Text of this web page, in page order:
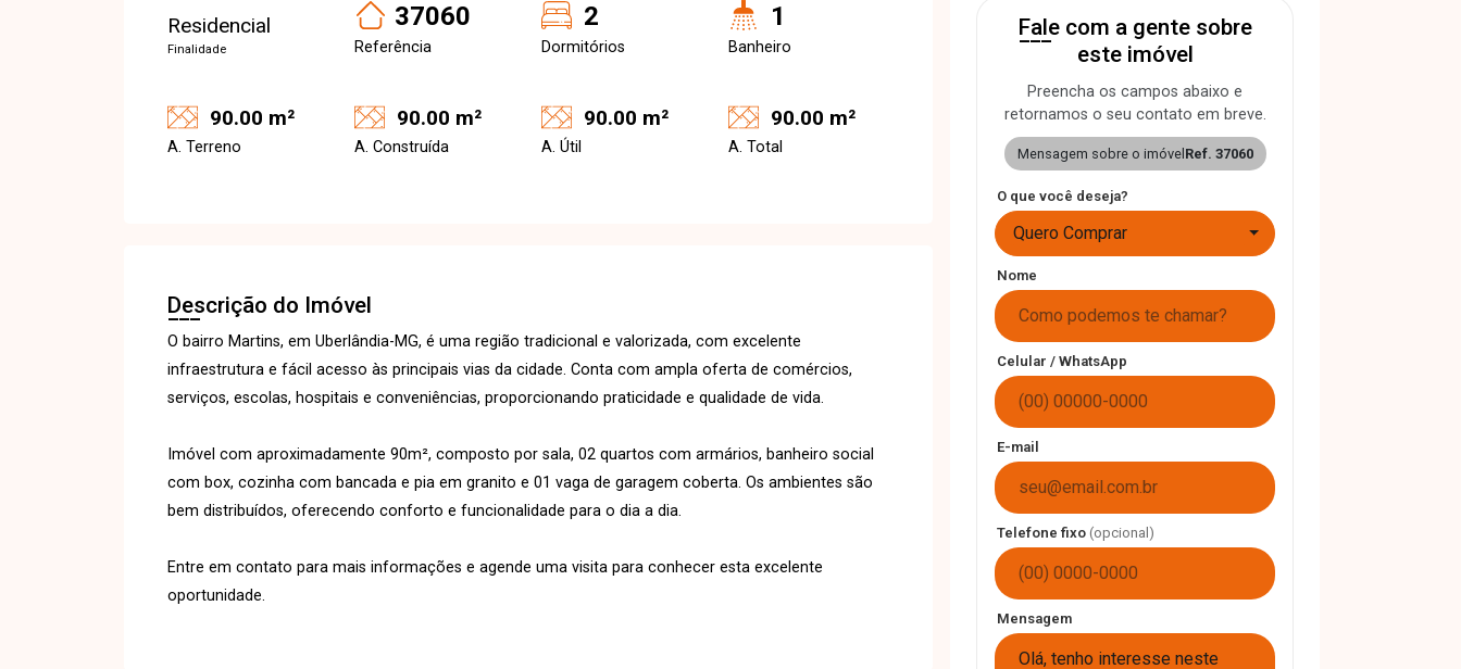
Residencial
Finalidade
37060
Referência
2
Dormitórios
1
Banheiro
90.00 m²
A. Terreno
90.00 m²
A. Construída
90.00 m²
A. Útil
90.00 m²
A. Total
Descrição do Imóvel
O bairro Martins, em Uberlândia-MG, é uma região tradicional e valorizada, com excelente
infraestrutura e fácil acesso às principais vias da cidade. Conta com ampla oferta de comércios,
serviços, escolas, hospitais e conveniências, proporcionando praticidade e qualidade de vida.
Imóvel com aproximadamente 90m², composto por sala, 02 quartos com armários, banheiro social
com box, cozinha com bancada e pia em granito e 01 vaga de garagem coberta. Os ambientes são
bem distribuídos, oferecendo conforto e funcionalidade para o dia a dia.
Entre em contato para mais informações e agende uma visita para conhecer esta excelente
oportunidade.
Fale com a gente sobre
este imóvel
Preencha os campos abaixo e
retornamos o seu contato em breve.
Mensagem sobre o imóvel Ref. 37060
O que você deseja?
Quero Comprar
Nome
Celular / WhatsApp
E-mail
Telefone fixo (opcional)
Mensagem